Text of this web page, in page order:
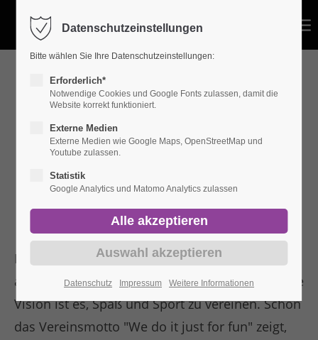
Coburg Locals - Der
etwas andere
Sportverein
Die Coburg Locals existieren seit 2010 und sind
aus den Freien Turnern hervorgegangen. Unsere
Vision ist es, Spaß und Sport zu vereinen. Schon
das Vereinsmotto "We do it just for fun" zeigt,
Datenschutzeinstellungen
Bitte wählen Sie Ihre Datenschutzeinstellungen:
Erforderlich*
Notwendige Cookies und Google Fonts zulassen, damit die
Website korrekt funktioniert.
Externe Medien
Externe Medien wie Google Maps, OpenStreetMap und
Youtube zulassen.
Statistik
Google Analytics und Matomo Analytics zulassen
Datenschutz Impressum Weitere Informationen